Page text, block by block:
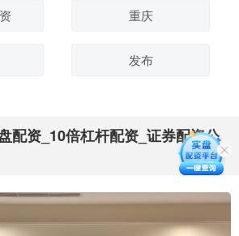
重庆
发布
配资_10倍杠杆配资_证券配资公